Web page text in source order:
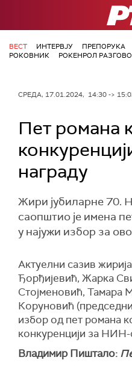
РТС
ВЕСТ ИНТЕРВЈУ ПРЕПОРУКА
РОКОВНИК
РОКЕНРОЛ
СРЕДА, 17.01.2024, 14:30 ->
Пет романа
награду
Жири јубиларне 70.
саопштио је имена
у најужи избор за
Актуелни сазив
Ђорђијевић, Жарка
Стојменовић, Тамара
Коруновић
избор од пет романа
конкуренцији за НИН-
Владимир Пиштало: